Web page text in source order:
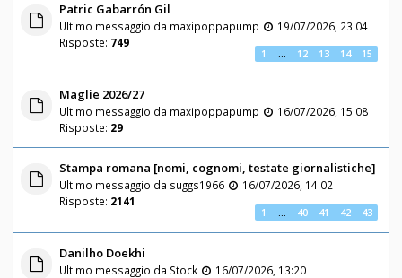
Patric Gabarrón Gil
Ultimo messaggio da maxipoppapump
19/07/2026, 23:04
Risposte: 749
1 … 12 13 14 15
Maglie 2026/27
Ultimo messaggio da maxipoppapump
16/07/2026, 15:08
Risposte: 29
Stampa romana [nomi, cognomi, testate giornalistiche]
Ultimo messaggio da suggs1966
16/07/2026, 14:02
Risposte: 2141
1 … 40 41 42 43
Danilho Doekhi
Ultimo messaggio da Stock
16/07/2026, 13:20